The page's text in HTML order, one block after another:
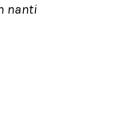
nanti